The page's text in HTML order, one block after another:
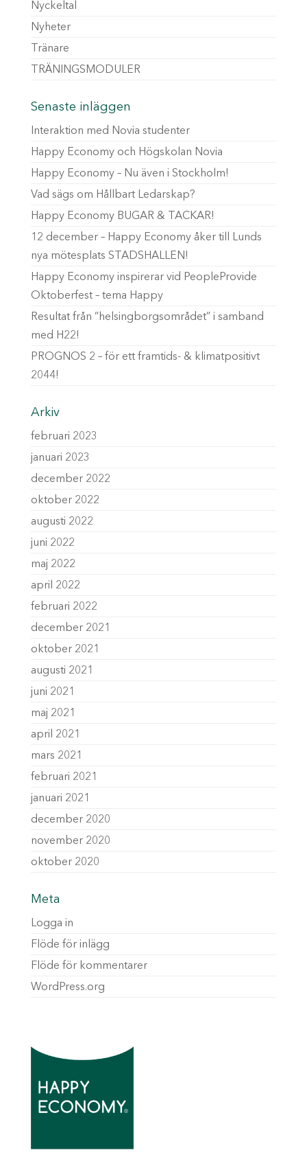
Nyckeltal
Nyheter
Tränare
TRÄNINGSMODULER
Senaste inläggen
Interaktion med Novia studenter
Happy Economy och Högskolan Novia
Happy Economy – Nu även i Stockholm!
Vad sägs om Hållbart Ledarskap?
Happy Economy BUGAR & TACKAR!
12 december – Happy Economy åker till Lunds
nya mötesplats STADSHALLEN!
Happy Economy inspirerar vid PeopleProvide
Oktoberfest – tema Happy
Resultat från ”helsingborgsområdet” i samband
med H22!
PROGNOS 2 – för ett framtids- & klimatpositivt
2044!
Arkiv
februari 2023
januari 2023
december 2022
oktober 2022
augusti 2022
juni 2022
maj 2022
april 2022
februari 2022
december 2021
oktober 2021
augusti 2021
juni 2021
maj 2021
april 2021
mars 2021
februari 2021
januari 2021
december 2020
november 2020
oktober 2020
Meta
Logga in
Flöde för inlägg
Flöde för kommentarer
WordPress.org